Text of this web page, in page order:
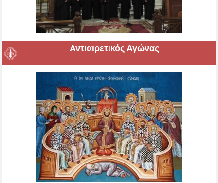
Αντιαιρετικός Αγώνας